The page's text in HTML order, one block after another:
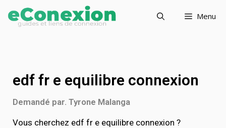
Menu
edf fr e equilibre connexion
Demandé par. Tyrone Malanga
Vous cherchez edf fr e equilibre connexion ?